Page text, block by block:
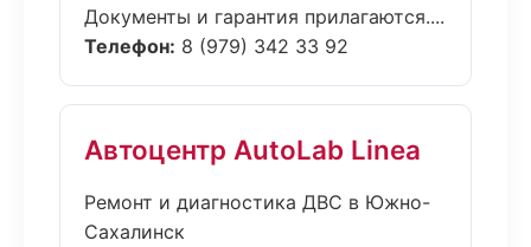
Документы и гарантия прилагаются....
Телефон: 8 (979) 342 33 92
Автоцентр AutoLab Linea
Ремонт и диагностика ДВС в Южно-
Сахалинск